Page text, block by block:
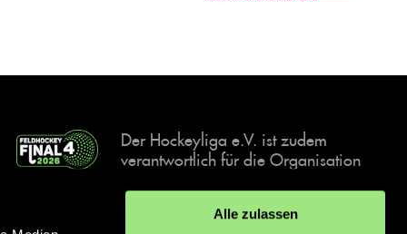
Alle zulassen
Der Hockeyliga e.V. ist zudem
verantwortlich für die Organisation
Events, der deutschen Hockey-
Meisterschaften.